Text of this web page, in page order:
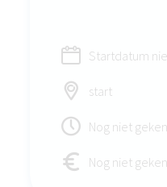
Startdatum
start
Nog niet
Nog niet